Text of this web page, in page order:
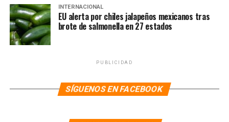
NOTAS RELACIONADAS:
ALEJANDRA GARCÍA CARRASCO
CHIHUAHUENSE
HARVARD
Marina reconoce a Sheinbaum como “futura
CFE ha recibido 20 mil mdd en el sexenio, más que en los
INTERNACIONAL
EU alerta por chiles jalapeños mexicanos tras
brote de salmonella en 27 estados
PUBLICIDAD
SÍGUENOS EN FACEBOOK